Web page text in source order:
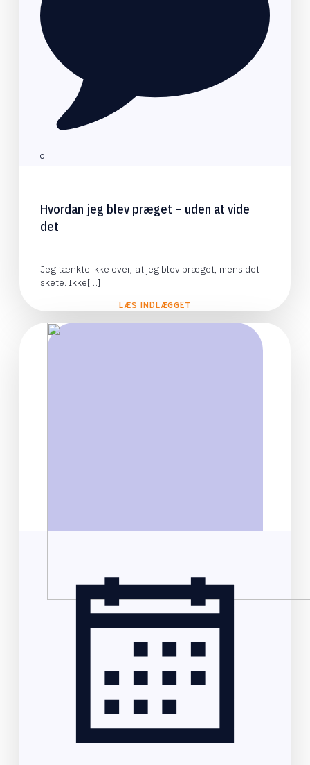
0
Hvordan jeg blev præget – uden at vide
det
Jeg tænkte ikke over, at jeg blev præget, mens det
skete. Ikke[…]
LÆS INDLÆGGET